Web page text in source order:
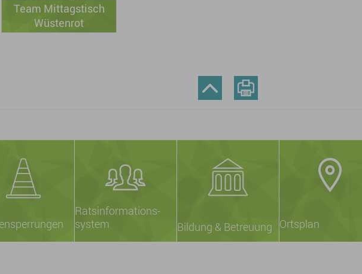
Team Mittagstisch
Wüstenrot
Ratsinformations-
system
Bildung & Betreuung Ortsplan